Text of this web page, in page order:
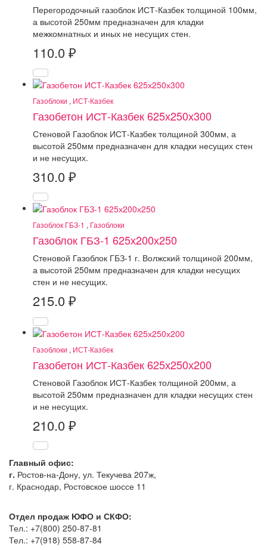
Перегородочный газоблок ИСТ-Казбек толщиной 100мм,
а высотой 250мм предназначен для кладки
межкомнатных и иных не несущих стен.
110.0 ₽
Газоблоки , ИСТ-Казбек
Газобетон ИСТ-Казбек 625х250х300
Стеновой Газоблок ИСТ-Казбек толщиной 300мм, а
высотой 250мм предназначен для кладки несущих стен
и не несущих.
310.0 ₽
Газоблок ГБЗ-1 , Газоблоки
Газоблок ГБЗ-1 625х200х250
Стеновой Газоблок ГБЗ-1 г. Волжский толщиной 200мм,
а высотой 250мм предназначен для кладки несущих
стен и не несущих.
215.0 ₽
Газоблоки , ИСТ-Казбек
Газобетон ИСТ-Казбек 625х250х200
Стеновой Газоблок ИСТ-Казбек толщиной 200мм, а
высотой 250мм предназначен для кладки несущих стен
и не несущих.
210.0 ₽
Главный офис:
г. Ростов-на-Дону, ул. Текучева 207ж,
г. Краснодар, Ростовское шоссе 11
Отдел продаж ЮФО и СКФО:
Тел.: +7(800) 250-87-81
Тел.: +7(918) 558-87-84